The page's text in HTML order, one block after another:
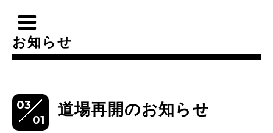
お知らせ
03
01
道場再開のお知らせ